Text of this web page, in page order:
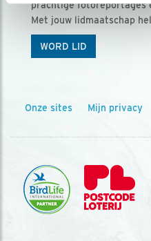
prachtige fotoreportages
Met jouw lidmaatschap
WORD LID
Onze sites Mijn privacy